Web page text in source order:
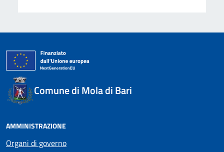
Comune di Mola di Bari
AMMINISTRAZIONE
Organi di governo